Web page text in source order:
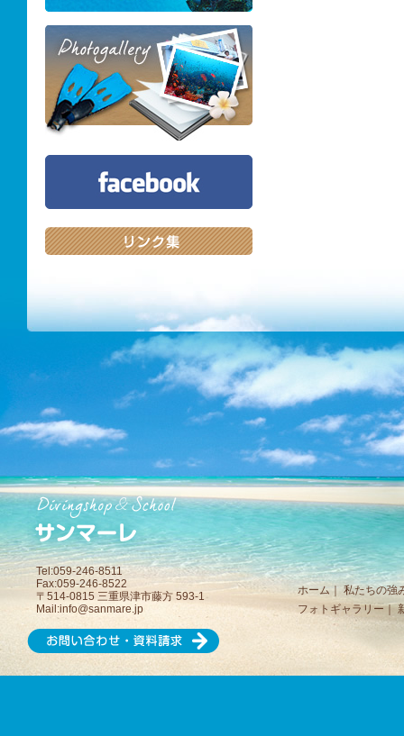
Tel:059-246-8511
Fax:059-246-8522
〒514-0815 三重県津市藤方 593-1
Mail:info@sanmare.jp
ホーム
私たちの強
フォトギャラリー｜